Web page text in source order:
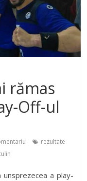
rămas
Off-ul
rezultate
a play-